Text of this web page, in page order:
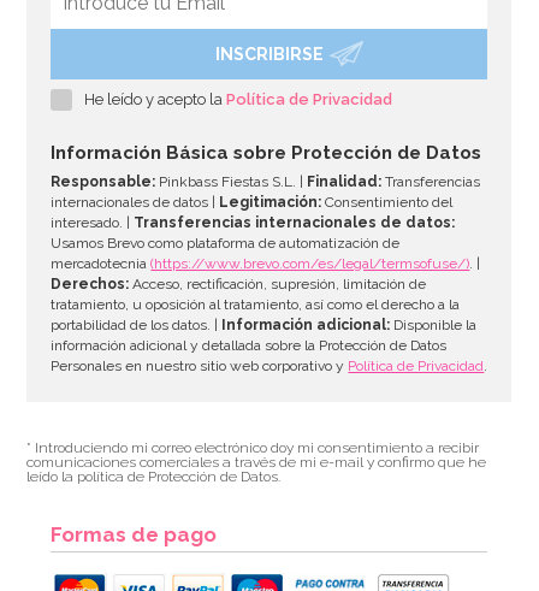
INSCRIBIRSE
He leído y acepto laPolítica de Privacidad
Información Básica sobre Protección de Datos
Responsable: Pinkbass Fiestas S.L. | Finalidad: Transferencias
internacionales de datos |
Legitimación: Consentimiento del
interesado. | Transferencias internacionales de datos:
Usamos Brevo como plataforma de automatización de
mercadotecnia(https://www.brevo.com/es/legal/termsofuse/). |
Derechos: Acceso, rectificación, supresión, limitación de
tratamiento, u oposición al tratamiento, así como el derecho a la
portabilidad de los datos. |
Información adicional: Disponible la
información adicional y detallada sobre la Protección de Datos
Personales en nuestro sitio web corporativo y Política de Privacidad.
* Introduciendo mi correo electrónico doy mi consentimiento a recibir
comunicaciones comerciales a través de mi e-mail y confirmo que he
leído la política de Protección de Datos.
Formas de pago